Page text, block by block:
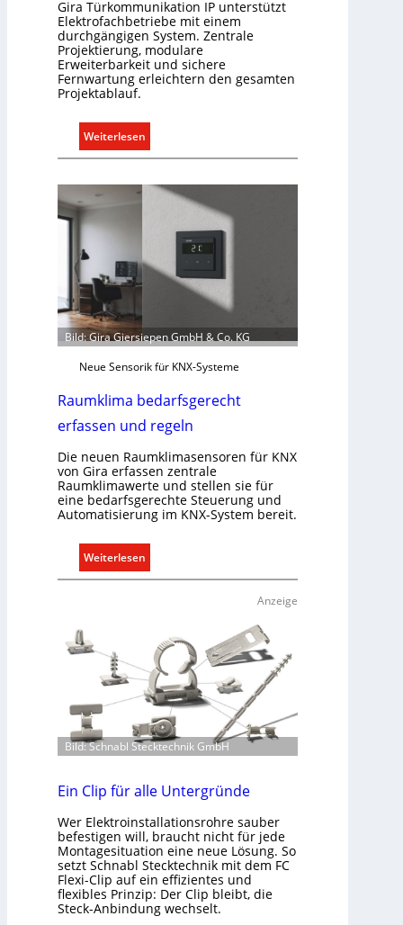
Gira Türkommunikation IP unterstützt
Elektrofachbetriebe mit einem
durchgängigen System. Zentrale
Projektierung, modulare
Erweiterbarkeit und sichere
Fernwartung erleichtern den gesamten
Projektablauf.
Weiterlesen
T
m
i
k
a
i
o
m
i
t
S
t
Bild: Gira Giersiepen GmbH & Co. KG
Neue Sensorik für KNX-Systeme
Raumklima bedarfsgerecht
erfassen und regeln
Die neuen Raumklimasensoren für KNX
von Gira erfassen zentrale
Raumklimawerte und stellen sie für
eine bedarfsgerechte Steuerung und
Automatisierung im KNX-System bereit.
Weiterlesen
R
l
i
m
a
b
d
r
f
s
g
e
r
Anzeige
Bild: Schnabl Stecktechnik GmbH
Ein Clip für alle Untergründe
Wer Elektroinstallationsrohre sauber
befestigen will, braucht nicht für jede
Montagesituation eine neue Lösung. So
setzt Schnabl Stecktechnik mit dem FC
Flexi-Clip auf ein effizientes und
flexibles Prinzip: Der Clip bleibt, die
Steck-Anbindung wechselt.